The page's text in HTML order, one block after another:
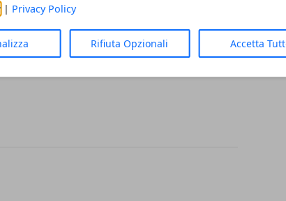
| Privacy Policy
Rifiuta Opzionali Accetta
comunicate informazioni su una
dellaHTC Sense Home
in prossimità del major